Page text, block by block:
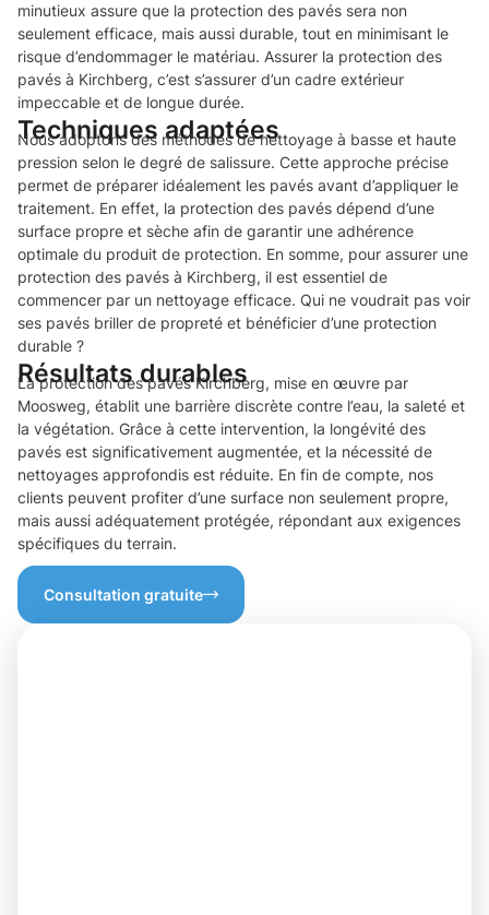
minutieux assure que la protection des pavés sera non
seulement efficace, mais aussi durable, tout en minimisant le
risque d’endommager le matériau. Assurer la protection des
pavés à Kirchberg, c’est s’assurer d’un cadre extérieur
impeccable et de longue durée.
Techniques adaptées
Nous adoptons des méthodes de nettoyage à basse et haute
pression selon le degré de salissure. Cette approche précise
permet de préparer idéalement les pavés avant d’appliquer le
traitement. En effet, la protection des pavés dépend d’une
surface propre et sèche afin de garantir une adhérence
optimale du produit de protection. En somme, pour assurer une
protection des pavés à Kirchberg, il est essentiel de
commencer par un nettoyage efficace. Qui ne voudrait pas voir
ses pavés briller de propreté et bénéficier d’une protection
durable ?
Résultats durables
La protection des pavés Kirchberg, mise en œuvre par
Moosweg, établit une barrière discrète contre l’eau, la saleté et
la végétation. Grâce à cette intervention, la longévité des
pavés est significativement augmentée, et la nécessité de
nettoyages approfondis est réduite. En fin de compte, nos
clients peuvent profiter d’une surface non seulement propre,
mais aussi adéquatement protégée, répondant aux exigences
spécifiques du terrain.
Consultation gratuite